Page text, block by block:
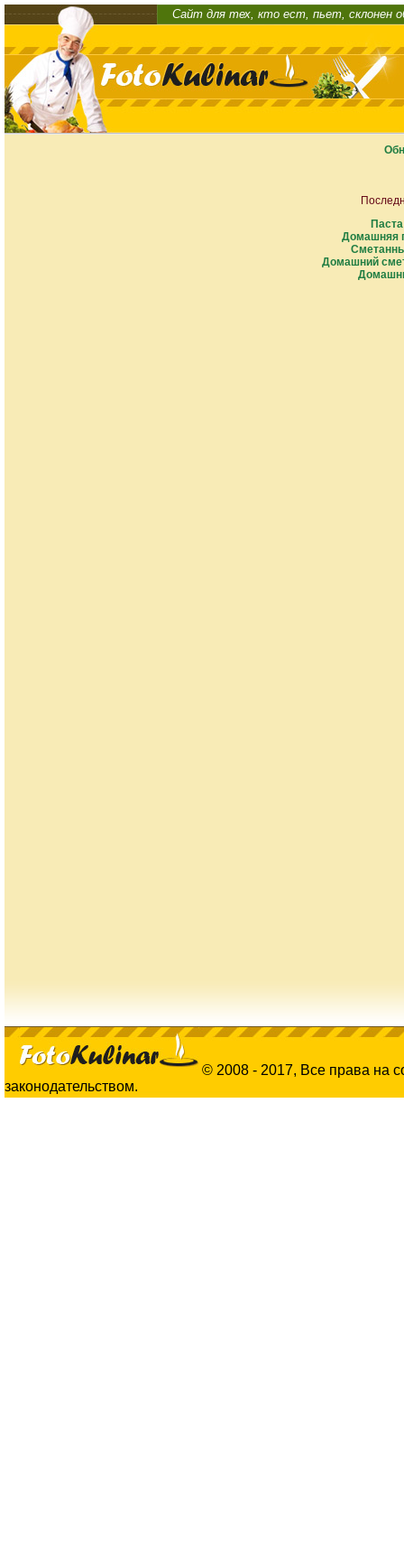
Сайт для тех, кто ест, пьет, склонен
Домашняя
Домашний
© 2008 - 2017, Все права на
законодательством.